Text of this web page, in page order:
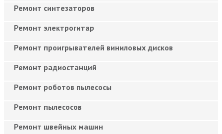
Ремонт синтезаторов
Ремонт электрогитар
Ремонт проигрывателей виниловых дисков
Ремонт радиостанций
Ремонт роботов пылесосы
Ремонт пылесосов
Ремонт швейных машин